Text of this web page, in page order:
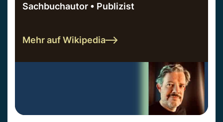
Sachbuchautor • Publizist
Mehr auf Wikipedia